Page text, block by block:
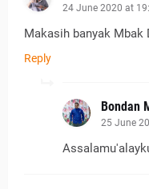
24 June 2020 at
Makasih banyak Mbak
Reply
Bondan
25 June